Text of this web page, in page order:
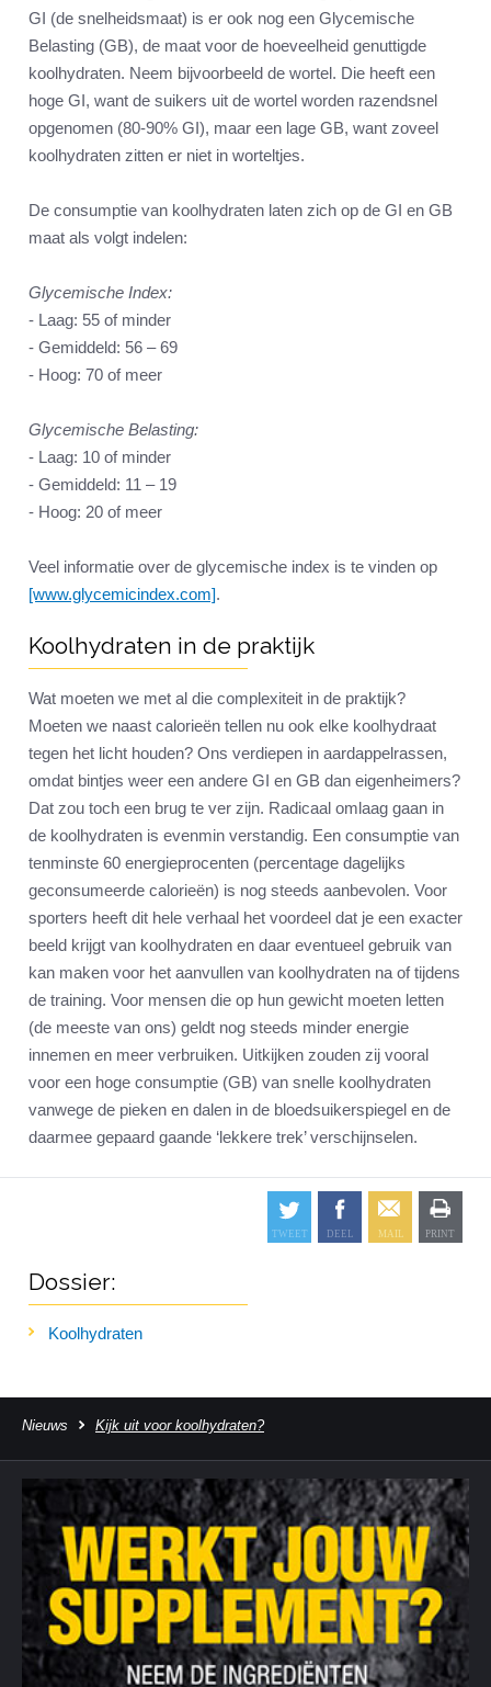
GI (de snelheidsmaat) is er ook nog een Glycemische
Belasting (GB), de maat voor de hoeveelheid genuttigde
koolhydraten. Neem bijvoorbeeld de wortel. Die heeft een
hoge GI, want de suikers uit de wortel worden razendsnel
opgenomen (80-90% GI), maar een lage GB, want zoveel
koolhydraten zitten er niet in worteltjes.
De consumptie van koolhydraten laten zich op de GI en GB
maat als volgt indelen:
Glycemische Index:
- Laag: 55 of minder
- Gemiddeld: 56 – 69
- Hoog: 70 of meer
Glycemische Belasting:
- Laag: 10 of minder
- Gemiddeld: 11 – 19
- Hoog: 20 of meer
Veel informatie over de glycemische index is te vinden op
[www.glycemicindex.com].
Koolhydraten in de praktijk
Wat moeten we met al die complexiteit in de praktijk?
Moeten we naast calorieën tellen nu ook elke koolhydraat
tegen het licht houden? Ons verdiepen in aardappelrassen,
omdat bintjes weer een andere GI en GB dan eigenheimers?
Dat zou toch een brug te ver zijn. Radicaal omlaag gaan in
de koolhydraten is evenmin verstandig. Een consumptie van
tenminste 60 energieprocenten (percentage dagelijks
geconsumeerde calorieën) is nog steeds aanbevolen. Voor
sporters heeft dit hele verhaal het voordeel dat je een exacter
beeld krijgt van koolhydraten en daar eventueel gebruik van
kan maken voor het aanvullen van koolhydraten na of tijdens
de training. Voor mensen die op hun gewicht moeten letten
(de meeste van ons) geldt nog steeds minder energie
innemen en meer verbruiken. Uitkijken zouden zij vooral
voor een hoge consumptie (GB) van snelle koolhydraten
vanwege de pieken en dalen in de bloedsuikerspiegel en de
daarmee gepaard gaande ‘lekkere trek’ verschijnselen.
Dossier:
Koolhydraten
Nieuws Kijk uit voor koolhydraten?